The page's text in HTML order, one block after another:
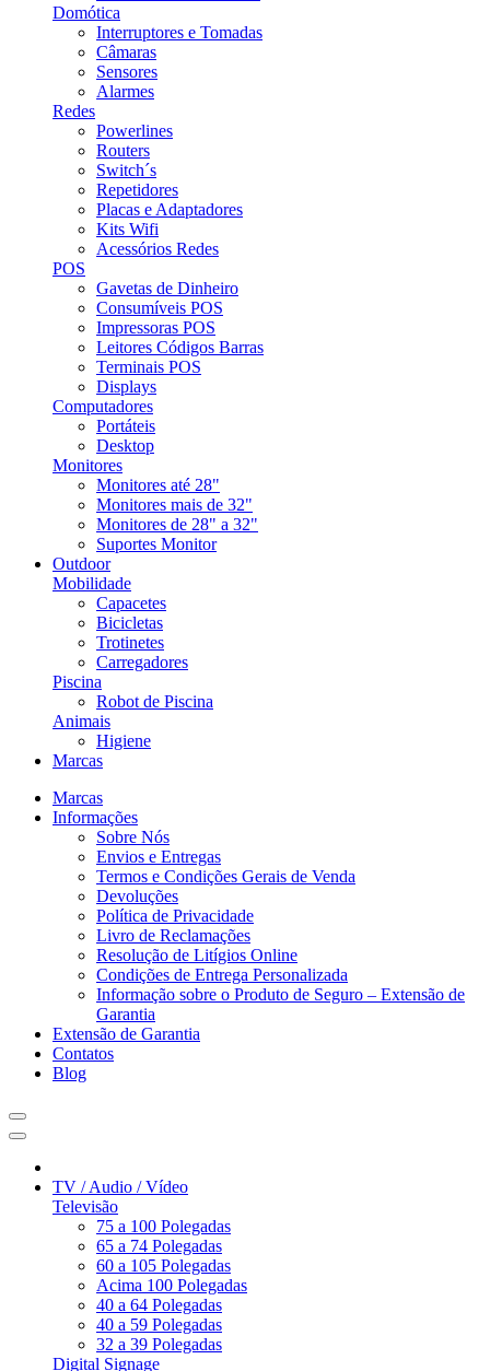
Domótica
Interruptores e Tomadas
Câmaras
Sensores
Alarmes
Redes
Powerlines
Routers
Switch´s
Repetidores
Placas e Adaptadores
Kits Wifi
Acessórios Redes
POS
Gavetas de Dinheiro
Consumíveis POS
Impressoras POS
Leitores Códigos Barras
Terminais POS
Displays
Computadores
Portáteis
Desktop
Monitores
Monitores até 28"
Monitores mais de 32"
Monitores de 28" a 32"
Suportes Monitor
Outdoor
Mobilidade
Capacetes
Bicicletas
Trotinetes
Carregadores
Piscina
Robot de Piscina
Animais
Higiene
Marcas
Marcas
Informações
Sobre Nós
Envios e Entregas
Termos e Condições Gerais de Venda
Devoluções
Política de Privacidade
Livro de Reclamações
Resolução de Litígios Online
Condições de Entrega Personalizada
Informação sobre o Produto de Seguro – Extensão de
Garantia
Extensão de Garantia
Contatos
Blog
TV / Audio / Vídeo
Televisão
75 a 100 Polegadas
65 a 74 Polegadas
60 a 105 Polegadas
Acima 100 Polegadas
40 a 64 Polegadas
40 a 59 Polegadas
32 a 39 Polegadas
Digital Signage